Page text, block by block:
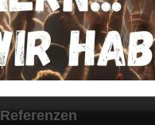
Referenzen